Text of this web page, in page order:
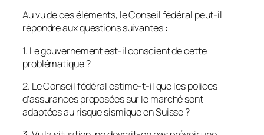
Au vu de ces éléments, le Conseil fédéral peut-il
répondre aux questions suivantes :
1. Le gouvernement est-il conscient de cette
problématique ?
2. Le Conseil fédéral estime-t-il que les polices
d’assurances proposées sur le marché sont
adaptées au risque sismique en Suisse ?